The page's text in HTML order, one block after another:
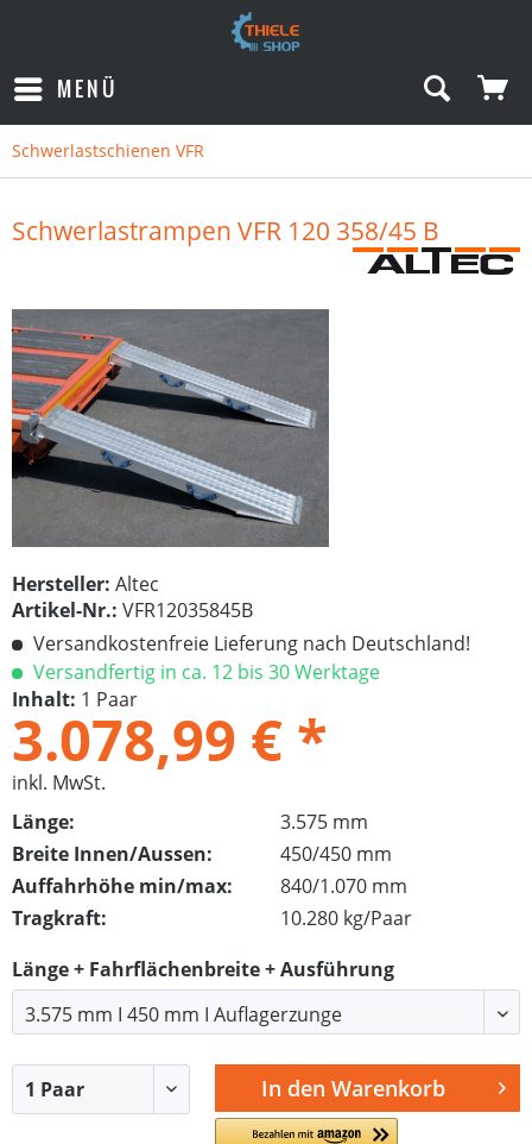
MENÜ
Schwerlastschienen VFR
Schwerlastrampen VFR 120 358/45 B
Hersteller: Altec
Artikel-Nr.: VFR12035845B
Versandkostenfreie Lieferung nach Deutschland!
Versandfertig in ca. 12 bis 30 Werktage
Inhalt: 1 Paar
3.078,99 € *
inkl. MwSt.
Länge:
3.575 mm
Breite Innen/Aussen:
450/450 mm
Auffahrhöhe min/max:
840/1.070 mm
Tragkraft:
10.280 kg/Paar
Länge + Fahrflächenbreite + Ausführung
In den Warenkorb